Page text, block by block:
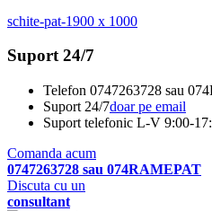
schite-pat-1900 x 1000
Suport 24/7
Telefon 0747263728 sau
Suport 24/7doar pe email
Suport telefonic L-V 9:00-
Comanda acum
0747263728 sau 074RAMEPAT
Discuta cu un
consultant